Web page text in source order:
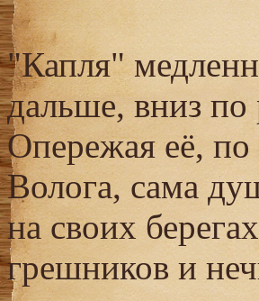
"Капля"
дальше, вниз по
Опережая её, по
Волога, сама
на своих
грешников и